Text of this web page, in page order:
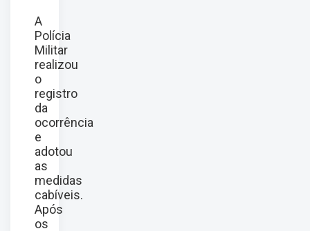
A
Polícia
Militar
realizou
o
registro
da
ocorrência
e
adotou
as
medidas
cabíveis.
Após
os